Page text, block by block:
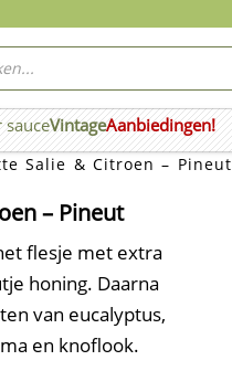
sauceVintageAanbiedingen!
Salie & Citroen – Pineut
– Pineut
flesje met extra
honing. Daarna
van eucalyptus,
en knoflook.